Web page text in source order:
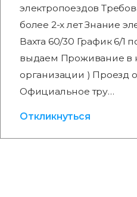
электропоездов
более 2-х лет Знание
Вахта 60/30 График 6/1
выдаем Проживание в
организации ) Проезд
Официальное тру…
Откликнуться